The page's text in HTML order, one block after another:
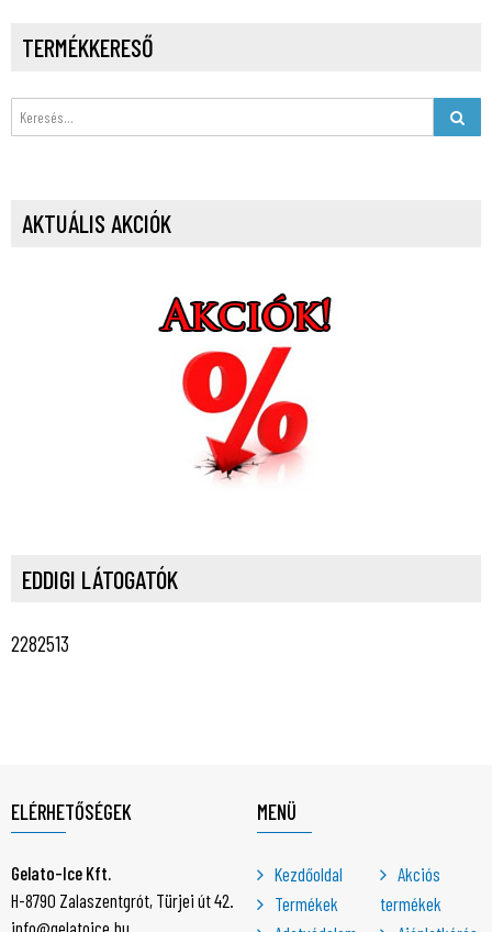
TERMÉKKERESŐ
AKTUÁLIS AKCIÓK
EDDIGI LÁTOGATÓK
2282513
ELÉRHETŐSÉGEK
Gelato-Ice Kft.
H-8790 Zalaszentgrót, Türjei út 42.
MENÜ
Kezdőoldal
Termékek
Akciós
termékek